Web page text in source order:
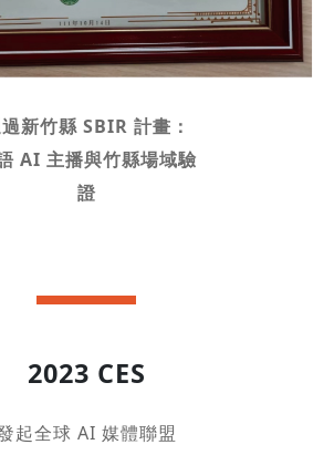
新竹縣 SBIR 計畫：
AI 主播與竹縣場域驗
證
2023 CES
起全球 AI 媒體聯盟